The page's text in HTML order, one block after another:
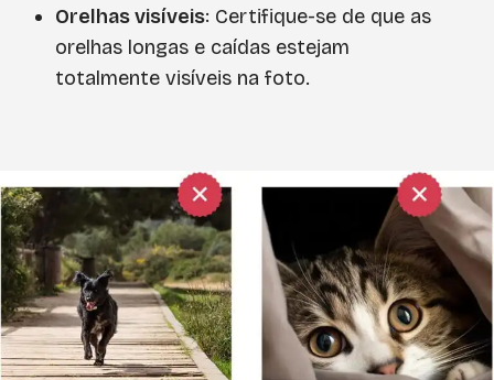
Orelhas visíveis: Certifique-se de que as
orelhas longas e caídas estejam
totalmente visíveis na foto.